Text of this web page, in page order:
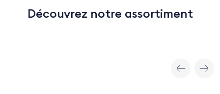
Découvrez notre assortiment